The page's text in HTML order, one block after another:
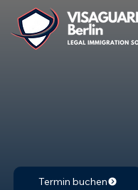
Termin buchen